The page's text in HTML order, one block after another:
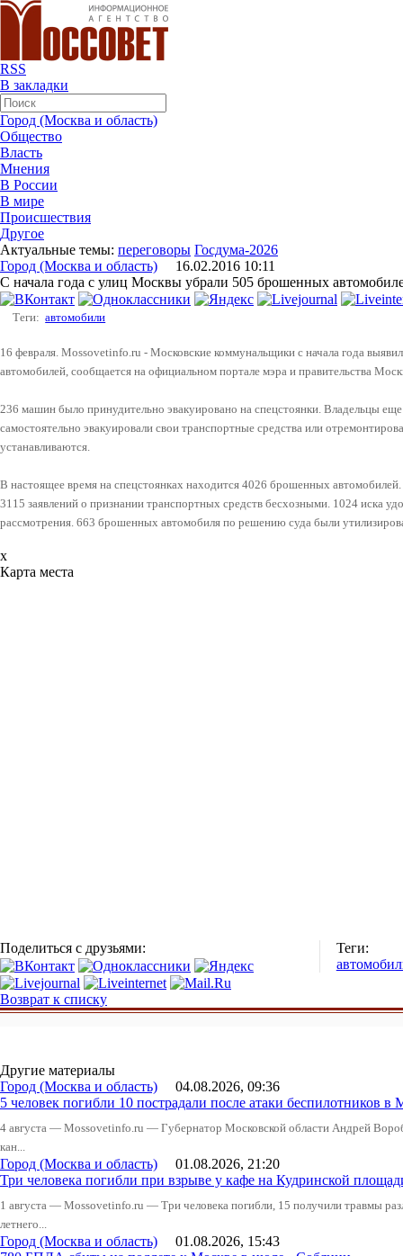
RSS
В закладки
Город (Москва и область)
Общество
Власть
Мнения
В России
В мире
Происшествия
Другое
Актуальные темы: переговоры Госдума-2026
Город (Москва и область) 16.02.2016 10:11
С начала года с улиц Москвы убрали 505 брошенных
Теги: автомобили
16 февраля. Mossovetinfo.ru - Московские коммунальщики с начала года
автомобилей, сообщается на официальном портале мэра и правительства
236 машин было принудительно эвакуировано на спецстоянки. Владельцы
самостоятельно эвакуировали свои транспортные средства или
устанавливаются.
В настоящее время на спецстоянках находится 4026 брошенных
3115 заявлений о признании транспортных средств бесхозными. 1024 иска
рассмотрения. 663 брошенных автомобиля по решению суда были
x
Карта места
Поделиться с друзьями:
Теги:
Возврат к списку
Другие материалы
Город (Москва и область) 04.08.2026, 09:36
5 человек погибли 10 пострадали после атаки беспилотников в
4 августа — Mossovetinfo.ru — Губернатор Московской области Андрей
кан...
Город (Москва и область) 01.08.2026, 21:20
Три человека погибли при взрыве у кафе на Кудринской
1 августа — Mossovetinfo.ru — Три человека погибли, 15 получили травмы
летнего...
Город (Москва и область) 01.08.2026, 15:43